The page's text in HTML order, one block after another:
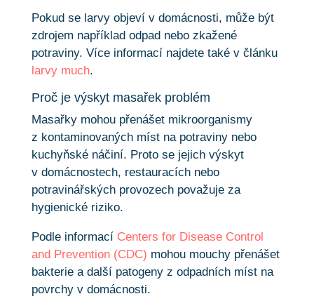
Pokud se larvy objeví v domácnosti, může být
zdrojem například odpad nebo zkažené
potraviny. Více informací najdete také v článku
larvy much.
Proč je výskyt masařek problém
Masařky mohou přenášet mikroorganismy
z kontaminovaných míst na potraviny nebo
kuchyňské náčiní. Proto se jejich výskyt
v domácnostech, restauracích nebo
potravinářských provozech považuje za
hygienické riziko.
Podle informací Centers for Disease Control
and Prevention (CDC) mohou mouchy přenášet
bakterie a další patogeny z odpadních míst na
povrchy v domácnosti.